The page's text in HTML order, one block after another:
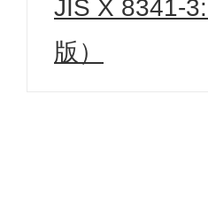
JIS X 8341-
版）